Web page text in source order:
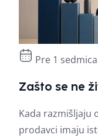
Pre 1
Zašto se ne
Kada razmišljaju
prodavci imaju